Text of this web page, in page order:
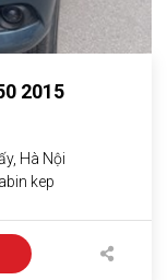
2015
Hà Nội
kep